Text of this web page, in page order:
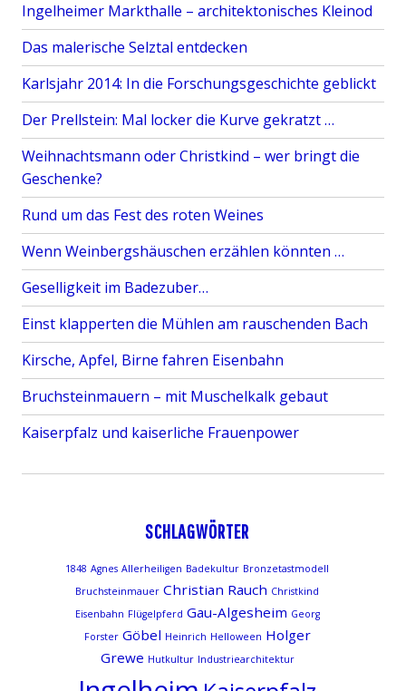
Ingelheimer Markthalle – architektonisches Kleinod
Das malerische Selztal entdecken
Karlsjahr 2014: In die Forschungsgeschichte geblickt
Der Prellstein: Mal locker die Kurve gekratzt …
Weihnachtsmann oder Christkind – wer bringt die
Geschenke?
Rund um das Fest des roten Weines
Wenn Weinbergshäuschen erzählen könnten …
Geselligkeit im Badezuber…
Einst klapperten die Mühlen am rauschenden Bach
Kirsche, Apfel, Birne fahren Eisenbahn
Bruchsteinmauern – mit Muschelkalk gebaut
Kaiserpfalz und kaiserliche Frauenpower
SCHLAGWÖRTER
1848 Agnes Allerheiligen Badekultur Bronzetastmodell
Bruchsteinmauer Christian Rauch Christkind
Eisenbahn Flügelpferd Gau-Algesheim Georg
Forster Göbel Heinrich Helloween Holger
Grewe Hutkultur Industriearchitektur